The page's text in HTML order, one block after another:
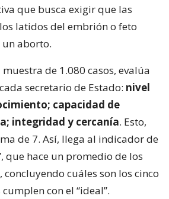
que busca exigir que las
latidos del embrión o feto
un aborto.
de 1.080 casos, evalúa
secretario de Estado: nivel
capacidad de
integridad y cercanía. Esto,
de 7. Así, llega al indicador de
que hace un promedio de los
cuáles son los cinco
con el “ideal”.